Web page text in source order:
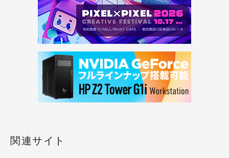
関連サイト